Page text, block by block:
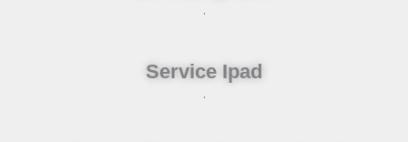
.
Service Ipad
.